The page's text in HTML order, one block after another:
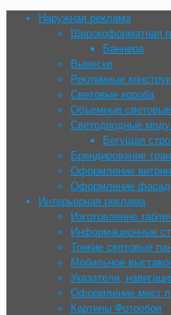
Наружная реклама
Широкоформатная
Баннера
Вывески
Рекламные
Световые короба
Объемные
Cветодиодные
Бегущая
Брендирование
Оформление витрин
Оформление
Интерьерная реклама
Изготовление
Информационные
Тонкие световые
Мобильное
Указатели,
Оформление мест
Картины Фотообои